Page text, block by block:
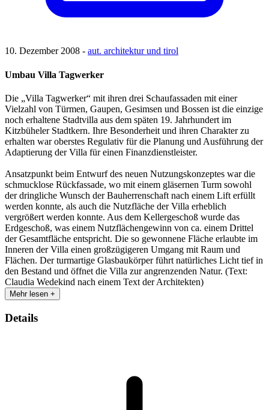
10. Dezember 2008 - aut. architektur und tirol
Umbau Villa Tagwerker
Die „Villa Tagwerker“ mit ihren drei Schaufassaden mit einer
Vielzahl von Türmen, Gaupen, Gesimsen und Bossen ist die einzige
noch erhaltene Stadtvilla aus dem späten 19. Jahrhundert im
Kitzbüheler Stadtkern. Ihre Besonderheit und ihren Charakter zu
erhalten war oberstes Regulativ für die Planung und Ausführung der
Adaptierung der Villa für einen Finanzdienstleister.
Ansatzpunkt beim Entwurf des neuen Nutzungskonzeptes war die
schmucklose Rückfassade, wo mit einem gläsernen Turm sowohl
der dringliche Wunsch der Bauherrenschaft nach einem Lift erfüllt
werden konnte, als auch die Nutzfläche der Villa erheblich
vergrößert werden konnte. Aus dem Kellergeschoß wurde das
Erdgeschoß, was einem Nutzflächengewinn von ca. einem Drittel
der Gesamtfläche entspricht. Die so gewonnene Fläche erlaubte im
Inneren der Villa einen großzügigeren Umgang mit Raum und
Flächen. Der turmartige Glasbaukörper führt natürliches Licht tief in
den Bestand und öffnet die Villa zur angrenzenden Natur. (Text:
Claudia Wedekind nach einem Text der Architekten)
Mehr lesen +
Details